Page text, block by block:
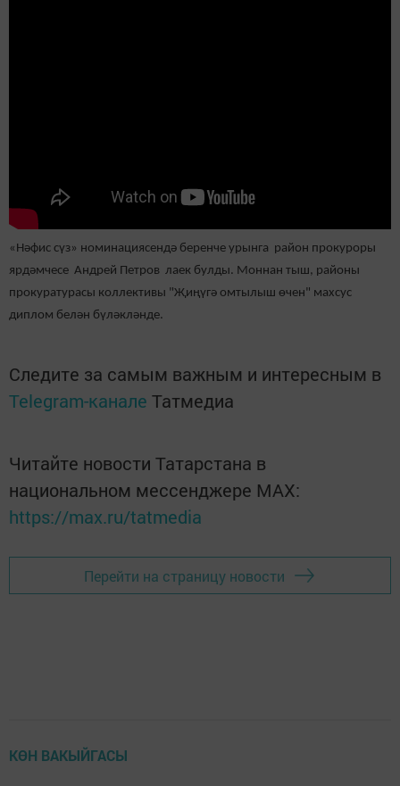
«Нәфис сүз» номинациясендә беренче урынга район прокуроры
ярдәмчесе Андрей Петров лаек булды. Моннан тыш, районы
прокуратурасы коллективы "Җиңүгә омтылыш өчен" махсус
диплом белән бүләкләнде.
Следите за самым важным и интересным в
Telegram-канале Татмедиа
Читайте новости Татарстана в
национальном мессенджере MАХ:
https://max.ru/tatmedia
Перейти на страницу новости
КӨН ВАКЫЙГАСЫ